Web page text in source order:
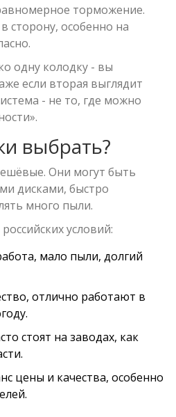
торможение.
сторону, особенно на
одну колодку - вы
если вторая выглядит
- не то, где можно
выбрать?
Они могут быть
дисками, быстро
много пыли.
условий:
мало пыли, долгий
отлично работают в
стоят на заводах, как
цены и качества, особенно